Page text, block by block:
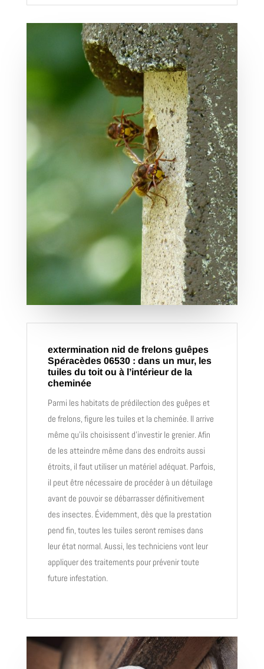
extermination nid de frelons guêpes
Spéracèdes 06530 : dans un mur, les
tuiles du toit ou à l’intérieur de la
cheminée
Parmi les habitats de prédilection des guêpes et
de frelons, figure les tuiles et la cheminée. Il arrive
même qu’ils choisissent d’investir le grenier. Afin
de les atteindre même dans des endroits aussi
étroits, il faut utiliser un matériel adéquat. Parfois,
il peut être nécessaire de procéder à un détuilage
avant de pouvoir se débarrasser définitivement
des insectes. Évidemment, dès que la prestation
pend fin, toutes les tuiles seront remises dans
leur état normal. Aussi, les techniciens vont leur
appliquer des traitements pour prévenir toute
future infestation.